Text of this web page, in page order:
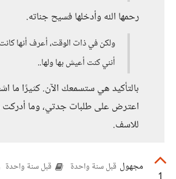
رحمها الله وأدخلها فسيح جناته.
ولكن في ذات الوقت، أعرف أنها
أنني كنت أعيش بها ولها..
بالتأكيد هي ستسمعك الآن. كثيرًا ما
اعترض على طلبات جدتي، وما أدركت
للاسف.
مجهول قبل سنة واحدة قبل سنة واحدة